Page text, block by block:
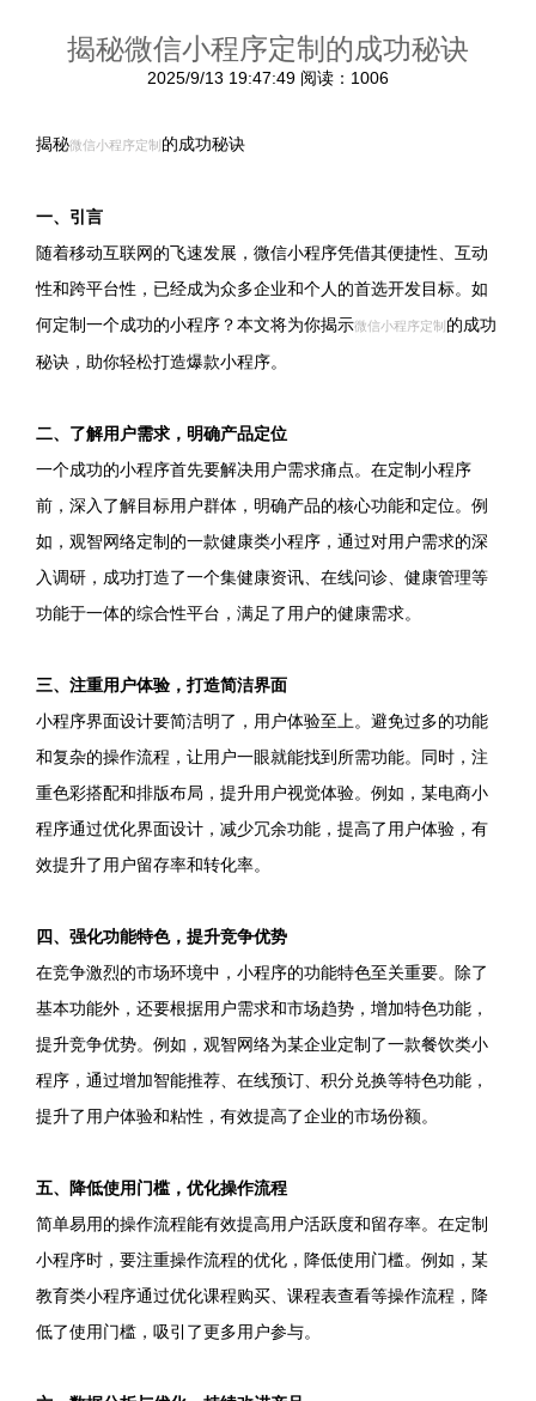
揭秘微信小程序定制的成功秘诀
2025/9/13 19:47:49 阅读：1006
揭秘微信小程序定制 的成功秘诀
一、引言
随着移动互联网的飞速发展，微信小程序凭借其便捷性、互动
性和跨平台性，已经成为众多企业和个人的首选开发目标。如
何定制一个成功的小程序？本文将为你揭示微信小程序定制 的成功
秘诀，助你轻松打造爆款小程序。
二、了解用户需求，明确产品定位
一个成功的小程序首先要解决用户需求痛点。在定制小程序
前，深入了解目标用户群体，明确产品的核心功能和定位。例
如，观智网络定制的一款健康类小程序，通过对用户需求的深
入调研，成功打造了一个集健康资讯、在线问诊、健康管理等
功能于一体的综合性平台，满足了用户的健康需求。
三、注重用户体验，打造简洁界面
小程序界面设计要简洁明了，用户体验至上。避免过多的功能
和复杂的操作流程，让用户一眼就能找到所需功能。同时，注
重色彩搭配和排版布局，提升用户视觉体验。例如，某电商小
程序通过优化界面设计，减少冗余功能，提高了用户体验，有
效提升了用户留存率和转化率。
四、强化功能特色，提升竞争优势
在竞争激烈的市场环境中，小程序的功能特色至关重要。除了
基本功能外，还要根据用户需求和市场趋势，增加特色功能，
提升竞争优势。例如，观智网络为某企业定制了一款餐饮类小
程序，通过增加智能推荐、在线预订、积分兑换等特色功能，
提升了用户体验和粘性，有效提高了企业的市场份额。
五、降低使用门槛，优化操作流程
简单易用的操作流程能有效提高用户活跃度和留存率。在定制
小程序时，要注重操作流程的优化，降低使用门槛。例如，某
教育类小程序通过优化课程购买、课程表查看等操作流程，降
低了使用门槛，吸引了更多用户参与。